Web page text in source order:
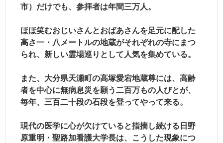
市）だけでも、参拝者は年間三万人。
ほほ笑むおじいさんとおばあさんを足元に配した
高さ一・八メートルの地蔵がそれぞれの寺にまつ
られ、新しい霊場巡りとして人気を集めている。
また、大分県天瀬町の高塚愛宕地蔵尊には、高齢
者を中心に無病息災を願う二百万もの人びとが、
毎年、三百二十段の石段を登ってやって来る。
現代の医学に心が欠けていると指摘し続ける日野
原重明・聖路加看護大学長は、こうした現象につ